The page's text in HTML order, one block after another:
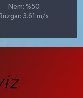
Nem: %50
Rüzgar: 3.61 m/s